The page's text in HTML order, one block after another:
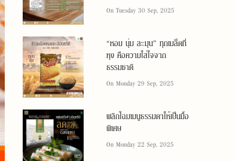
On Tuesday 30 Sep, 2025
“หอม นุ่ม ละมุน” ทุกเมล็ดที่
หุง คือความใส่ใจจาก
ธรรมชาติ
On Monday 29 Sep, 2025
พลิกโฉมเมนูธรรมดาให้เป็นมื้อ
พิเศษ
On Monday 22 Sep, 2025